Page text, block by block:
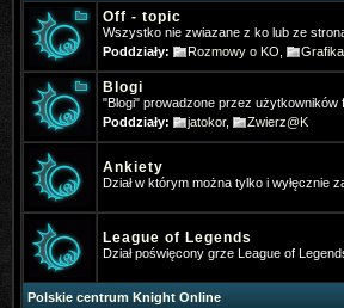
Off - topic
Wszystko nie zwiazane z ko lub ze
Poddziały:
Rozmowy o KO Grafika
Blogi
"Blogi" prowadzone przez użytkowników
Poddziały:
jatokor, Zwierz@K
Ankiety
Dział w którym można tylko i wyłęcznie
League of Legends
Dział poświęcony grze League of
Polskie centrum Knight Online
Gloria
Gdzie Pogo
Jak się
Kojarzy ktos
v=JaCli6AB2vI
Vey - 2026-01-05 07:37:13